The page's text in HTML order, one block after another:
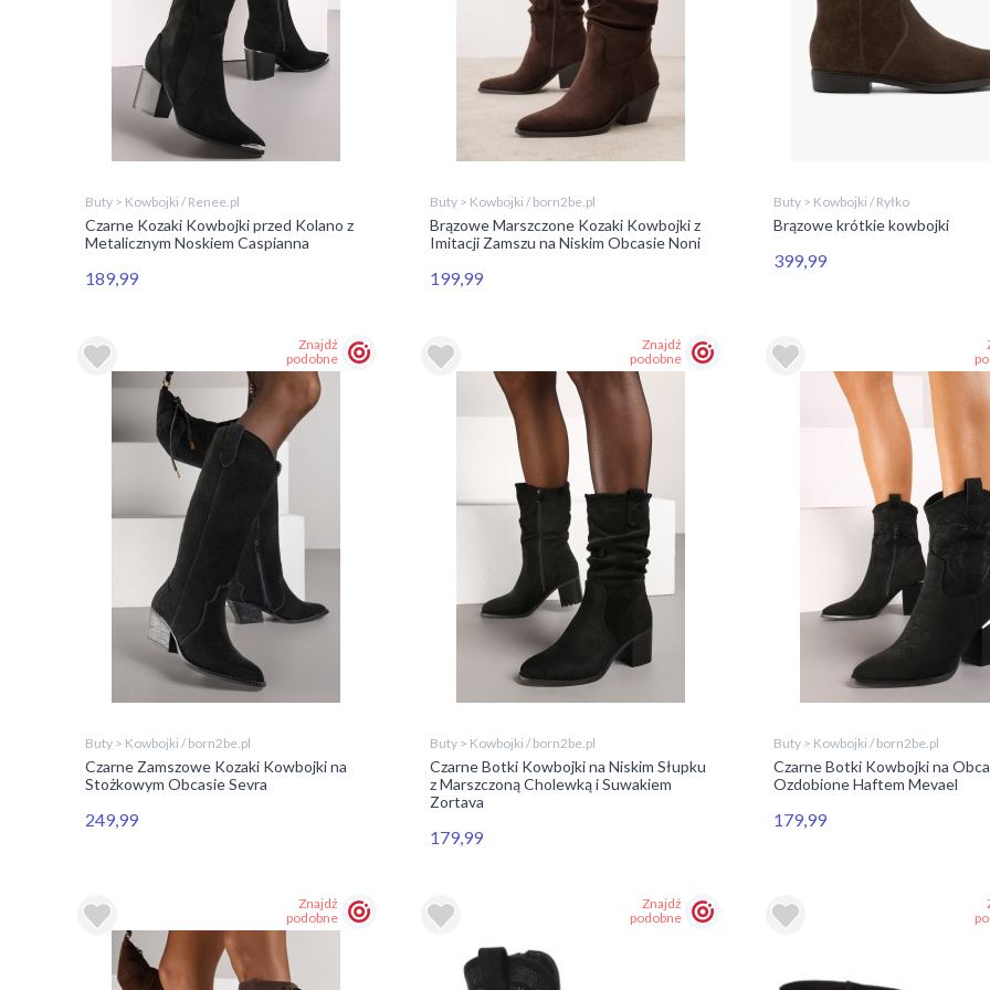
Buty > Kowbojki / Renee.pl
Czarne Kozaki Kowbojki przed Kolano z
Metalicznym Noskiem Caspianna
189,99
Buty > Kowbojki / born2be.pl
Brązowe Marszczone Kozaki Kowbojki z
Imitacji Zamszu na Niskim Obcasie Noni
199,99
Buty > Kowbojki / Ryłko
Brązowe krótkie kowbojki
399,99
Znajdź
podobne
Buty > Kowbojki / born2be.pl
Czarne Zamszowe Kozaki Kowbojki na
Stożkowym Obcasie Sevra
249,99
Znajdź
podobne
Buty > Kowbojki / born2be.pl
Czarne Botki Kowbojki na Niskim Słupku
z Marszczoną Cholewką i Suwakiem
Zortava
179,99
Buty > Kowbojki / born2be.pl
Czarne Botki Kowbojki na
Ozdobione Haftem Mevael
179,99
Znajdź
podobne
Znajdź
podobne